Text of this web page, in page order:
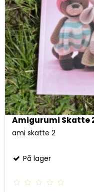
Amigurumi Skatte
ami skatte 2
På lager